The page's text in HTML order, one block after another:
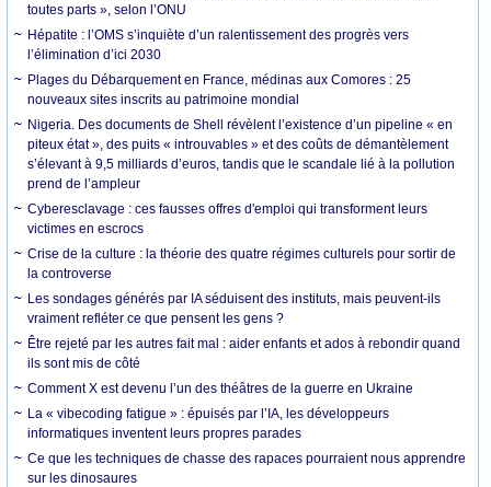
toutes parts », selon l’ONU
Hépatite : l’OMS s’inquiète d’un ralentissement des progrès vers
l’élimination d’ici 2030
Plages du Débarquement en France, médinas aux Comores : 25
nouveaux sites inscrits au patrimoine mondial
Nigeria. Des documents de Shell révèlent l’existence d’un pipeline « en
piteux état », des puits « introuvables » et des coûts de démantèlement
s’élevant à 9,5 milliards d’euros, tandis que le scandale lié à la pollution
prend de l’ampleur
Cyberesclavage : ces fausses offres d'emploi qui transforment leurs
victimes en escrocs
Crise de la culture : la théorie des quatre régimes culturels pour sortir de
la controverse
Les sondages générés par IA séduisent des instituts, mais peuvent-ils
vraiment refléter ce que pensent les gens ?
Être rejeté par les autres fait mal : aider enfants et ados à rebondir quand
ils sont mis de côté
Comment X est devenu l’un des théâtres de la guerre en Ukraine
La « vibecoding fatigue » : épuisés par l’IA, les développeurs
informatiques inventent leurs propres parades
Ce que les techniques de chasse des rapaces pourraient nous apprendre
sur les dinosaures